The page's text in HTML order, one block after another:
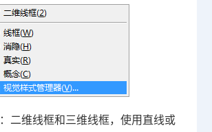
二维线框和三维线框，使用直线或